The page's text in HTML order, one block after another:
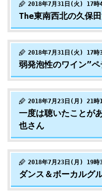
2018年7月31日(火) 17時
The東南西北の久保田
2018年7月31日(火) 17時
弱発泡性のワイン”
2018年7月23日(月) 21時
一度は聴いたことが
也さん
2018年7月23日(月) 19時
ダンス＆ボーカルグ